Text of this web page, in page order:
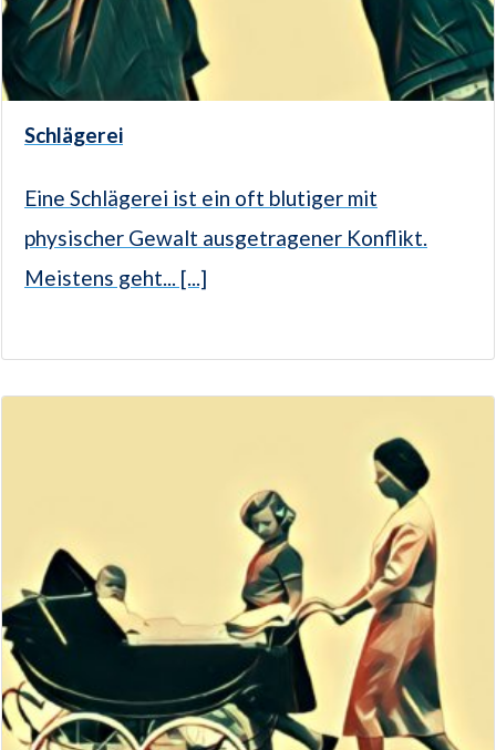
Schlägerei
Eine Schlägerei ist ein oft blutiger mit
physischer Gewalt ausgetragener Konflikt.
Meistens geht... [...]